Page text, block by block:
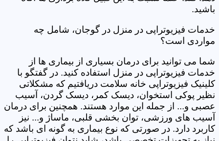
باشید.
خدمات فیزیوتراپی در منزل در گوجان، شامل چه
مواردی است؟
شما می توانید برای درمان بسیاری از بیماری ها از
خدمات فیزیوتراپی در منزل استفاده کنید. در گفتگو با
کلینیک فیزیوتراپی خانه سلامت دریافتیم که مشکلاتی
نظیر پوکی استخوان، دیسک کمر، دیسک گردن، آسیب
عصبی و... از جمله این موارد هستند. همچنین برای درمان
آسیب های ورزشی، توان بخشی قلبی، ماساژ و... نیز
کاربرد دارد. در صورتی که نوع بیماری به گونه ای باشد که